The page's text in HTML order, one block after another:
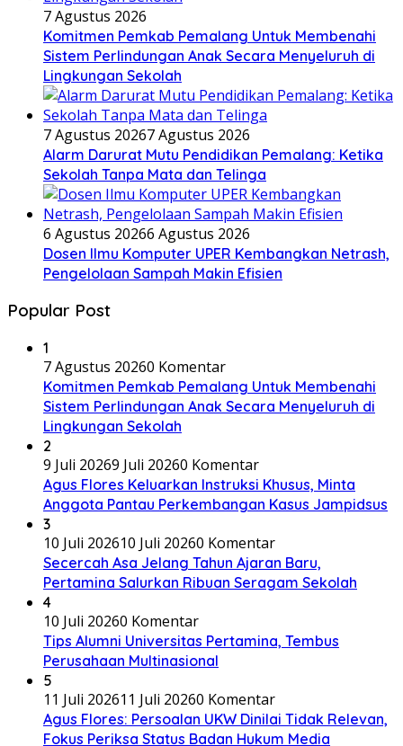
7 Agustus 2026
Komitmen Pemkab Pemalang Untuk Membenahi
Sistem Perlindungan Anak Secara Menyeluruh di
Lingkungan Sekolah
7 Agustus 20267 Agustus 2026
Alarm Darurat Mutu Pendidikan Pemalang: Ketika
Sekolah Tanpa Mata dan Telinga
6 Agustus 20266 Agustus 2026
Dosen Ilmu Komputer UPER Kembangkan Netrash,
Pengelolaan Sampah Makin Efisien
Popular Post
1
7 Agustus 20260 Komentar
Komitmen Pemkab Pemalang Untuk Membenahi
Sistem Perlindungan Anak Secara Menyeluruh di
Lingkungan Sekolah
2
9 Juli 20269 Juli 20260 Komentar
Agus Flores Keluarkan Instruksi Khusus, Minta
Anggota Pantau Perkembangan Kasus Jampidsus
3
10 Juli 202610 Juli 20260 Komentar
Secercah Asa Jelang Tahun Ajaran Baru,
Pertamina Salurkan Ribuan Seragam Sekolah
4
10 Juli 20260 Komentar
Tips Alumni Universitas Pertamina, Tembus
Perusahaan Multinasional
5
11 Juli 202611 Juli 20260 Komentar
Agus Flores: Persoalan UKW Dinilai Tidak Relevan,
Fokus Periksa Status Badan Hukum Media